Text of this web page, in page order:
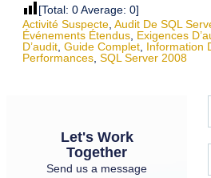
[Total: 0Average: 0]
Activité Suspecte, Audit De SQL
Événements Étendus, Exigences
D’audit, Guide Complet, Information
Performances, SQL Server 2008
Let's Work
Together
Send us a message